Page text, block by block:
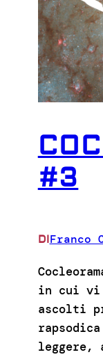
#3
DIFranco
in cui vi
ascolti
leggere,